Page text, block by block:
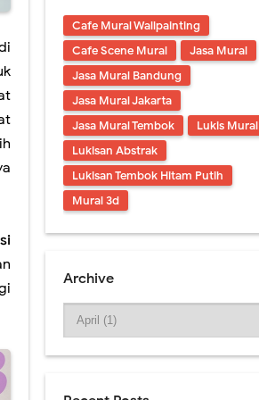
Cafe Mural Wallpainting
Cafe Scene Mural
Jasa Mural
Jasa Mural Bandung
Jasa Mural Jakarta
Jasa Mural Tembok
Lukis Mural
Lukisan Abstrak
Lukisan Tembok Hitam Putih
Mural 3d
Archive